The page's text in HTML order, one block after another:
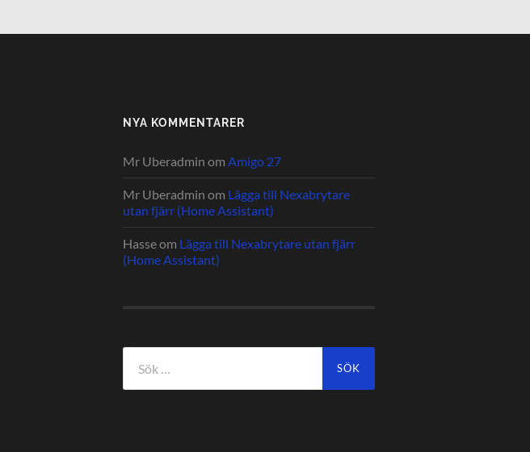
NYA KOMMENTARER
Mr Uberadmin om Amigo 27
Mr Uberadmin om Lägga till Nexabrytare
utan fjärr (Home Assistant)
Hasseom Lägga till Nexabrytare utan fjärr
(Home Assistant)
efter: